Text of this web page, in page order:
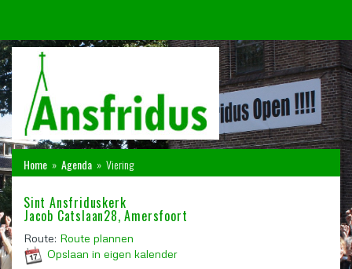
Home » Agenda » Viering
Sint Ansfriduskerk
Jacob Catslaan28, Amersfoort
Route: Route plannen
Opslaan in eigen kalender